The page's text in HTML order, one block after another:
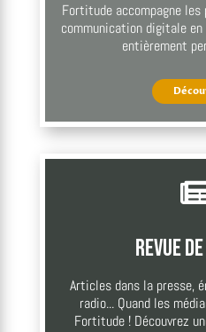
Fortitude accompagne
communication digitale
entièrement
Revue
Articles dans la presse,
radio... Quand les
Fortitude ! Découvrez